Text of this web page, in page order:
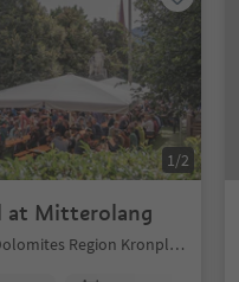
1/2
at Mitterolang
Olang/Valdaora, Dolomites Region Kronplatz/Plan de Corones